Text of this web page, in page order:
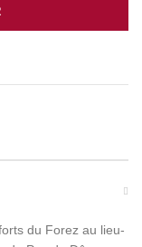
du Forez au lieu-